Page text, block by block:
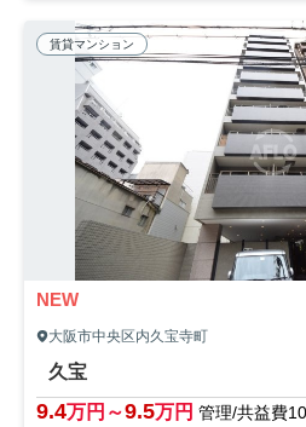
賃貸マンション
NEW
大阪市中央区内久宝寺町
久宝
9.4万円～9.5万円 管理/共益費